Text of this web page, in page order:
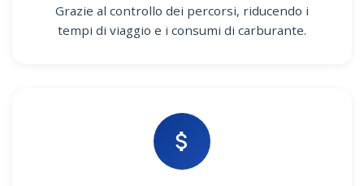
Grazie al controllo dei percorsi, riducendo i
tempi di viaggio e i consumi di carburante.